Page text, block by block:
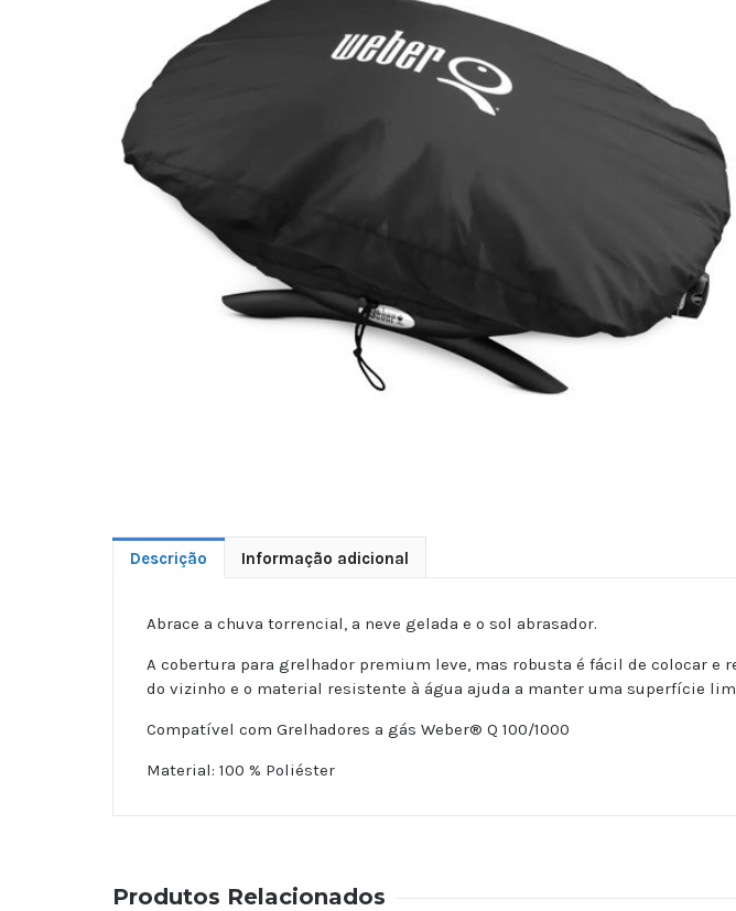
Descrição Informação adicional
Abrace a chuva torrencial, a neve gelada e o sol abrasador.
A cobertura para grelhador premium leve, mas robusta é fácil de colocar
do vizinho e o material resistente à água ajuda a manter uma superfície
Compatível com Grelhadores a gás Weber® Q 100/1000
Material: 100 % Poliéster
Produtos Relacionados